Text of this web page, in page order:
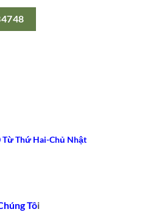
Từ Thứ Hai-Chủ Nhật
Tôi